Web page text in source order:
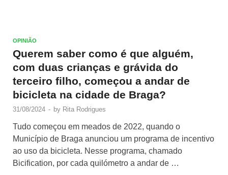
OPINIÃO
Querem saber como é que alguém,
com duas crianças e grávida do
terceiro filho, começou a andar de
bicicleta na cidade de Braga?
31/08/2024 - by Rita Rodrigues
Tudo começou em meados de 2022, quando o
Município de Braga anunciou um programa de incentivo
ao uso da bicicleta. Nesse programa, chamado
Bicification, por cada quilómetro a andar de …